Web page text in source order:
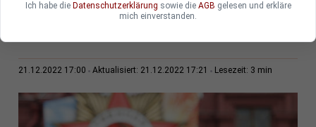
21.12.2022 17:00 Aktualisiert: 21.12.2022 17:21 Lesezeit: 3 min
Ich habe die Datenschutzerklärung sowie die AGB gelesen und erkläre
mich einverstanden.